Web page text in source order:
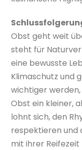
Obst geht weit
steht für
eine bewusste
Klimaschutz und
wichtiger
Obst ein kleiner,
lohnt sich, den
respektieren und
mit ihrer Reifezeit